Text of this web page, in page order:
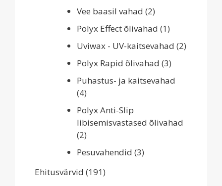
Vee baasil vahad (2)
Polyx Effect õlivahad (1)
Uviwax - UV-kaitsevahad (2)
Polyx Rapid õlivahad (3)
Puhastus- ja kaitsevahad
(4)
Polyx Anti-Slip
libisemisvastased õlivahad
(2)
Pesuvahendid (3)
Ehitusvärvid (191)